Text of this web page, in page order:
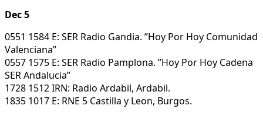
Dec 5
0551 1584 E: SER Radio Gandia. ”Hoy Por Hoy Comunidad
Valenciana”
0557 1575 E: SER Radio Pamplona. ”Hoy Por Hoy Cadena
SER Andalucia”
1728 1512 IRN: Radio Ardabil, Ardabil.
1835 1017 E: RNE 5 Castilla y Leon, Burgos.